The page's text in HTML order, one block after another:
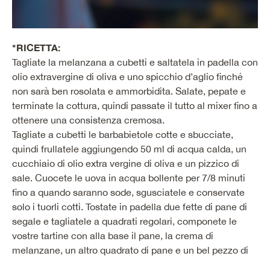
*RICETTA:
Tagliate la melanzana a cubetti e saltatela in padella con
olio extravergine di oliva e uno spicchio d’aglio finché
non sarà ben rosolata e ammorbidita. Salate, pepate e
terminate la cottura, quindi passate il tutto al mixer fino a
ottenere una consistenza cremosa.
Tagliate a cubetti le barbabietole cotte e sbucciate,
quindi frullatele aggiungendo 50 ml di acqua calda, un
cucchiaio di olio extra vergine di oliva e un pizzico di
sale. Cuocete le uova in acqua bollente per 7/8 minuti
fino a quando saranno sode, sgusciatele e conservate
solo i tuorli cotti. Tostate in padella due fette di pane di
segale e tagliatele a quadrati regolari, componete le
vostre tartine con alla base il pane, la crema di
melanzane, un altro quadrato di pane e un bel pezzo di